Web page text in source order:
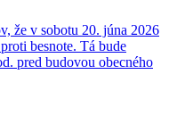
že v sobotu 20. júna 2026
besnote. Tá bude
pred budovou obecného